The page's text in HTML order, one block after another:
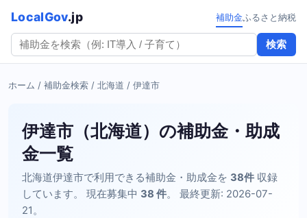
LocalGov.jp
検索
補助金ふるさと納税
ホーム / 補助金検索 / 北海道 / 伊達市
伊達市（北海道）の補助金・助成
金一覧
北海道伊達市で利用できる補助金・助成金を 38件 収録
しています。 現在募集中 38 件。 最終更新: 2026-07-
21。